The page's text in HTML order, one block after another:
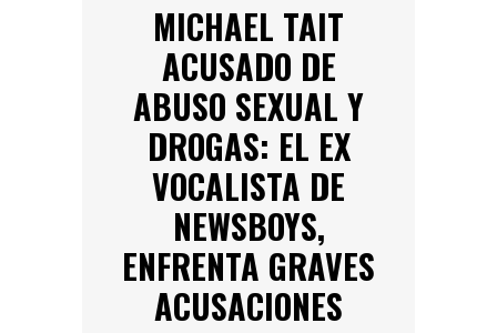
MICHAEL TAIT
ACUSADO DE
ABUSO SEXUAL Y
DROGAS: EL EX
VOCALISTA DE
NEWSBOYS,
ENFRENTA GRAVES
ACUSACIONES